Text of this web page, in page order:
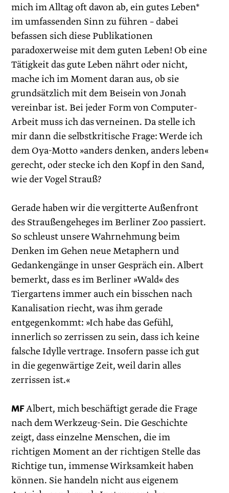
mich im Alltag oft davon ab, ein gutes Leben*
im umfassenden Sinn zu führen – dabei
befassen sich diese Publikationen
paradoxerweise mit dem guten Leben! Ob eine
Tätigkeit das gute Leben nährt oder nicht,
mache ich im Moment daran aus, ob sie
grundsätzlich mit dem Beisein von Jonah
vereinbar ist. Bei jeder Form von Computer-
Arbeit muss ich das verneinen. Da stelle ich
mir dann die selbstkritische Frage: Werde ich
dem Oya-Motto »anders denken, anders leben«
gerecht, oder stecke ich den Kopf in den Sand,
wie der Vogel Strauß?
Gerade haben wir die vergitterte Außenfront
des Straußengeheges im Berliner Zoo passiert.
So schleust unsere Wahrnehmung beim
Denken im Gehen neue Metaphern und
Gedankengänge in unser Gespräch ein. Albert
bemerkt, dass es im Berliner »Wald« des
Tiergartens immer auch ein bisschen nach
Kanalisation riecht, was ihm gerade
entgegenkommt: »Ich habe das Gefühl,
innerlich so zerrissen zu sein, dass ich keine
falsche Idylle vertrage. Insofern passe ich gut
in die gegenwärtige Zeit, weil darin alles
zerrissen ist.«
MFAlbert, mich beschäftigt gerade die Frage
nach dem Werkzeug-Sein. Die Geschichte
zeigt, dass einzelne Menschen, die im
richtigen Moment an der richtigen Stelle das
Richtige tun, immense Wirksamkeit haben
können. Sie handeln nicht aus eigenem